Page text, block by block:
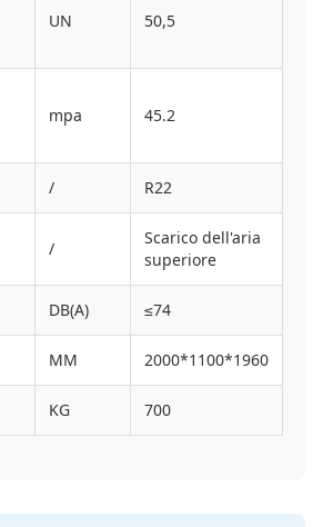
UN 50,5
mpa 45.2
/ R22
/
Scarico dell'aria
superiore
DB(A) ≤74
MM 2000*1100*1960
KG 700